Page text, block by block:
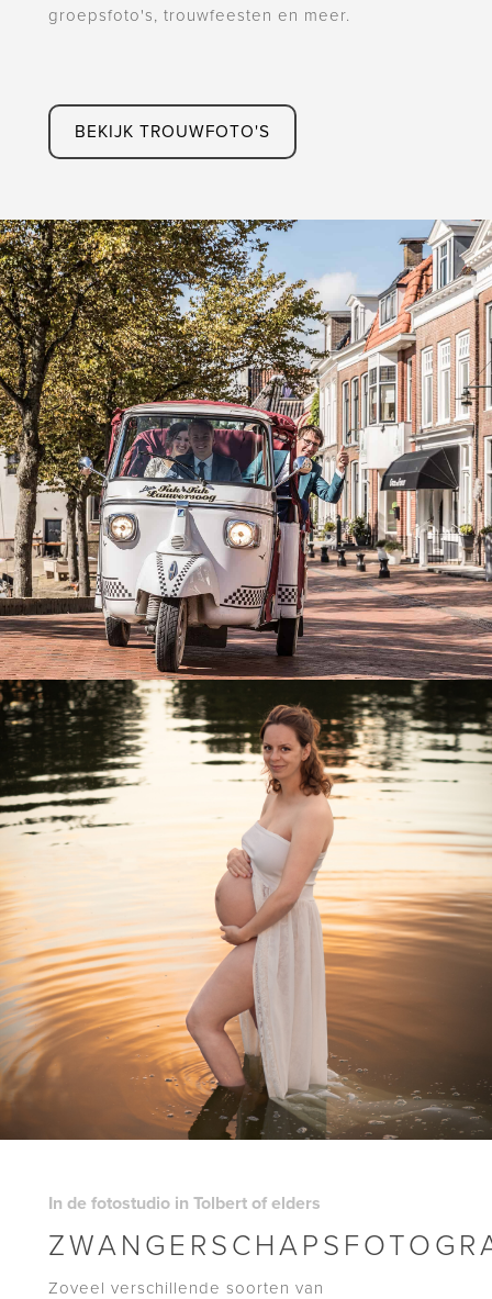
groepsfoto's, trouwfeesten en meer.
BEKIJK TROUWFOTO'S
In de fotostudio in Tolbert of elders
Zoveel verschillende soorten van